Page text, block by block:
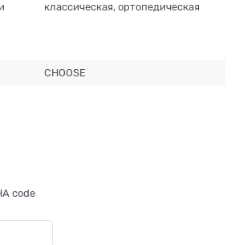
классическая, ортопедическая
CHOOSE